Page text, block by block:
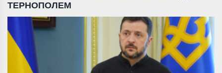
ТЕРНОПОЛЕМ